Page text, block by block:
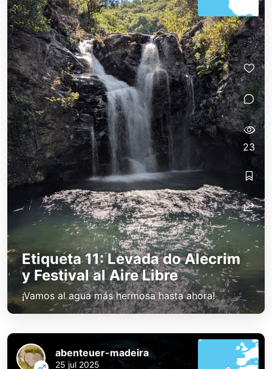
Etiqueta 11: Levada do Alecrim
y Festival al Aire Libre
¡Vamos al agua más hermosa hasta ahora!
23
abenteuer-madeira
25 jul 2025